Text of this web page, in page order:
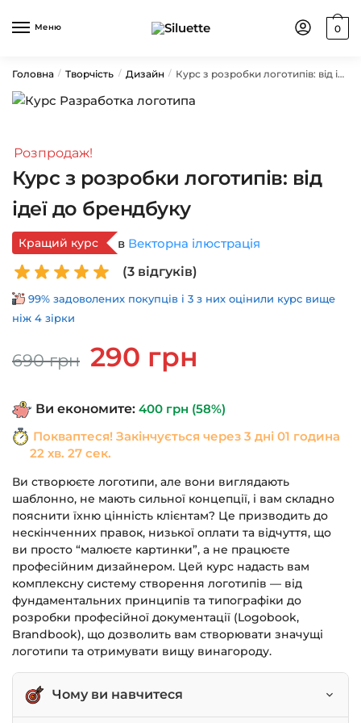
Меню 0
Головна / Творчість / Дизайн / Курс з розробки логотипів: від ідеї до брендбуку
Розпродаж!
Курс з розробки логотипів: від
ідеї до брендбуку
Кращий курс в Векторна ілюстрація
(3відгуків)
99% задоволених покупців і 3 з них оцінили курс вище
ніж 4 зірки
690грн
Оригінальна
ціна:
290 грн
Ви економите: 400 грн (58%)
Покваптеся! Закінчується через 3 дні 01 година
22 хв. 27 сек.
Ви створюєте логотипи, але вони виглядають
шаблонно, не мають сильної концепції, і вам складно
пояснити їхню цінність клієнтам? Це призводить до
нескінченних правок, низької оплати та відчуття, що
ви просто “малюєте картинки”, а не працюєте
професійним дизайнером. Цей курс надасть вам
комплексну систему створення логотипів — від
фундаментальних принципів та типографіки до
розробки професійної документації (Logobook,
Brandbook), що дозволить вам створювати значущі
логотипи та отримувати вищу винагороду.
Чому ви навчитеся